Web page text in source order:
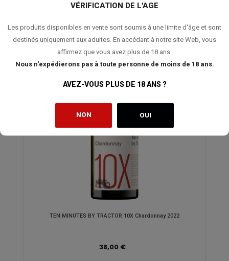
VÉRIFICATION DE L'AGE
Les produits disponibles en vente sont soumis à une limite d'âge et sont
destinés uniquement aux adultes. En accédant à notre site Web, vous
affirmez que vous avez plus de 18 ans.
Nous n'expédierons pas à toute personne de moins de 18 ans.
AVEZ-VOUS PLUS DE 18 ANS ?
NON OUI
Les clients qui ont acheté ce produit ont également
TEN MINUTES BY TRACTOR 10X Chardonnay 2022
38,00 €